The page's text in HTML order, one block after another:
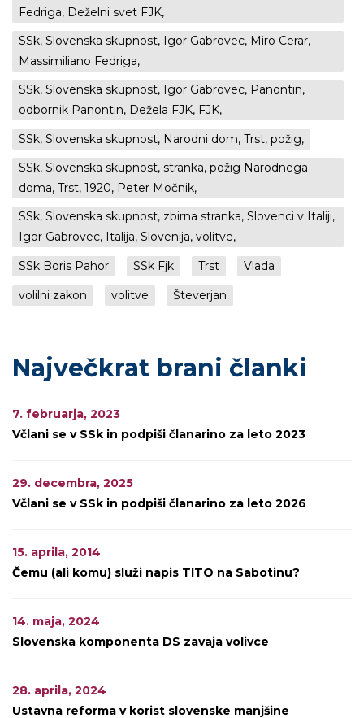
Fedriga, Deželni svet FJK,
SSk, Slovenska skupnost, Igor Gabrovec, Miro Cerar,
Massimiliano Fedriga,
SSk, Slovenska skupnost, Igor Gabrovec, Panontin,
odbornik Panontin, Dežela FJK, FJK,
SSk, Slovenska skupnost, Narodni dom, Trst, požig,
SSk, Slovenska skupnost, stranka, požig Narodnega
doma, Trst, 1920, Peter Močnik,
SSk, Slovenska skupnost, zbirna stranka, Slovenci v Italiji,
Igor Gabrovec, Italija, Slovenija, volitve,
SSk Boris Pahor
SSk Fjk Trst
Vlada
volilni zakon
volitve Števerjan
Največkrat brani članki
7. februarja, 2023
Včlani se v SSk in podpiši članarino za leto 2023
29. decembra, 2025
Včlani se v SSk in podpiši članarino za leto 2026
15. aprila, 2014
Čemu (ali komu) služi napis TITO na Sabotinu?
14. maja, 2024
Slovenska komponenta DS zavaja volivce
28. aprila, 2024
Ustavna reforma v korist slovenske manjšine